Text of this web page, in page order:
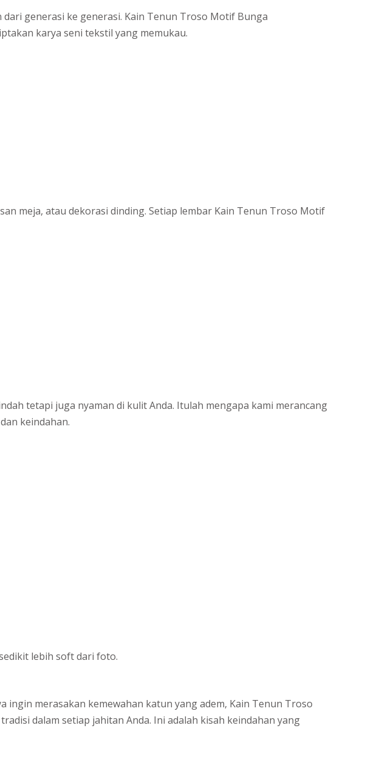
generasi ke generasi. Kain Tenun Troso Motif Bunga
karya seni tekstil yang memukau.
meja, atau dekorasi dinding. Setiap lembar Kain Tenun Troso Motif
tetapi juga nyaman di kulit Anda. Itulah mengapa kami merancang
keindahan.
lebih soft dari foto.
ingin merasakan kemewahan katun yang adem, Kain Tenun Troso
dalam setiap jahitan Anda. Ini adalah kisah keindahan yang